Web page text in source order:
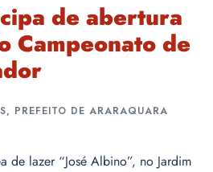
de abertura
Campeonato de
, PREFEITO DE ARARAQUARA
de lazer “José Albino”, no Jardim